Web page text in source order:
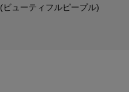
(ビューティフルピープル)